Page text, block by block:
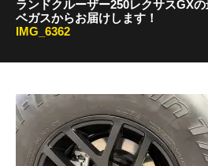
ランドクルーザー250レクサスGX
ベガスからお届けします！
IMG_6362